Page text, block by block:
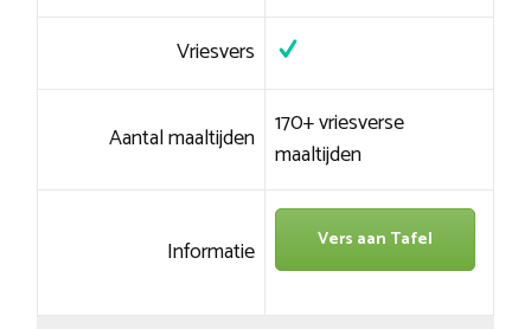
Vriesvers
Aantal maaltijden 170+ vriesverse
maaltijden
Informatie Vers aan Tafel